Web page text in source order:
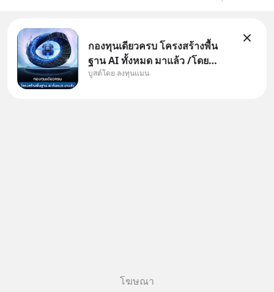
กองทุนเดียวครบ โครงสร้างพื้น
ฐาน AI ทั้งหมด มาแล้ว /โดย
ลงทุนแมน AI Supercycle คือช่วง
บูสต์โดย ลงทุนแมน
โฆษณา